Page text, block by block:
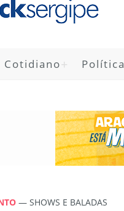
Cotidiano Política
— SHOWS E BALADAS